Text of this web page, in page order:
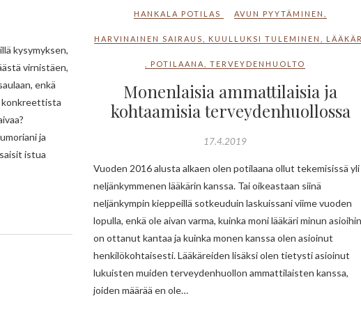
kysymyksen,
virnistäen,
enkä
konkreettista
ja
istua
HANKALA POTILAS AVUN PYYTÄMINEN
HARVINAINEN SAIRAUS KUULLUKSI TULEMINEN
POTILAANA ,TERVEYDENHUOLTO
Monenlaisia ammattilaisia ja
kohtaamisia terveydenhuollossa
17.4.2019
Vuoden 2016 alusta alkaen olen potilaana ollut tekemisissä yli
neljänkymmenen lääkärin kanssa. Tai oikeastaan siinä
neljänkympin kieppeillä sotkeuduin laskuissani viime vuoden
lopulla, enkä ole aivan varma, kuinka moni lääkäri minun
on ottanut kantaa ja kuinka monen kanssa olen asioinut
henkilökohtaisesti. Lääkäreiden lisäksi olen tietysti asioinut
lukuisten muiden terveydenhuollon ammattilaisten kanssa,
joiden määrää en ole…